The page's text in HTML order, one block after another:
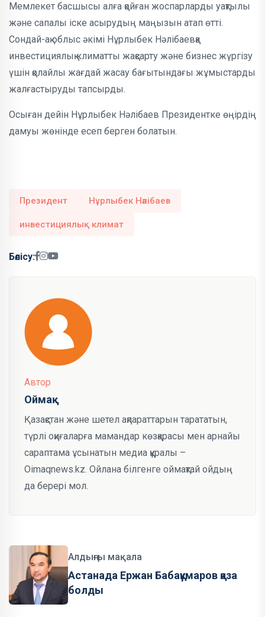
Мемлекет басшысы алға қойған жоспарларды уақтылы
және сапалы іске асырудың маңызын атап өтті.
Сондай-ақ облыс әкімі Нұрлыбек Нәлібаевқа
инвестициялық климатты жақсарту және бизнес жүргізу
үшін қолайлы жағдай жасау бағытындағы жұмыстарды
жалғастыруды тапсырды.
Осыған дейін Нұрлыбек Нәлібаев Президентке өңірдің
дамуы жөнінде есеп берген болатын.
Президент Нұрлыбек Нәлібаев
инвестициялық климат
Бөлісу:
Автор
Оймақ
Қазақстан және шетел ақпараттарын тарататын,
түрлі оқиғаларға мамандар көзқарасы мен арнайы
сараптама ұсынатын медиа құралы –
Oimaqnews.kz. Ойлана білгенге оймақтай ойдың
да берері мол.
Алдыңғы мақала
Астанада Ержан Бабақұмаров қаза
болды